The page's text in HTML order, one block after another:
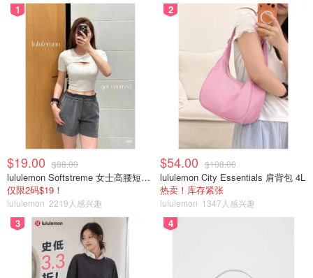
1
$19.00 $88.00
lululemon Softstreme 女士高腰短裤 10cm
仅限2码$19！
lululemon 2219人感兴趣
2
$54.00 $108.00
lululemon City Essentials 肩背包 4L
热卖！库存紧张
lululemon 1347人感兴趣
3 4